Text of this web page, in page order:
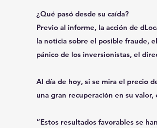
¿Qué pasó desde su caída?
Previo al informe, la acción de
la noticia sobre el posible fraude,
pánico de los inversionistas, el
Al día de hoy, si se mira el precio
una gran recuperación en su
“Estos resultados favorables se